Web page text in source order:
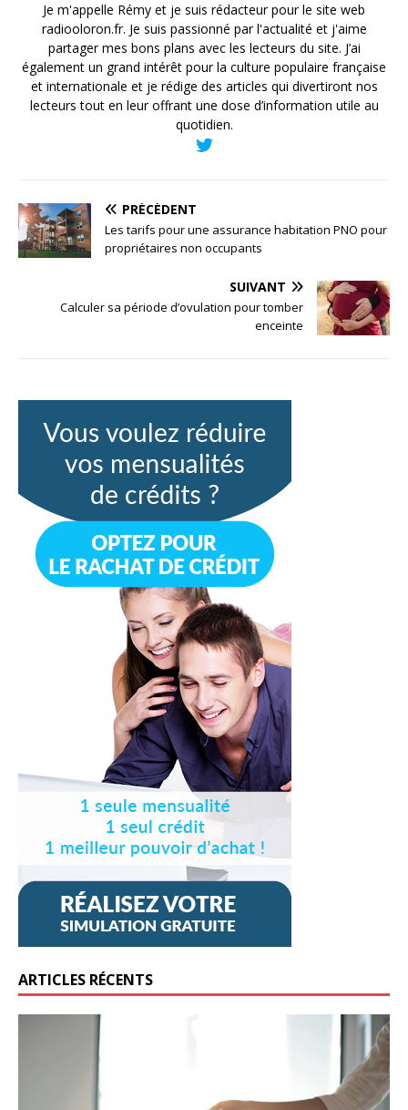
Je m'appelle Rémy et je suis rédacteur pour le site web
radiooloron.fr. Je suis passionné par l'actualité et j'aime
partager mes bons plans avec les lecteurs du site. J’ai
également un grand intérêt pour la culture populaire française
et internationale et je rédige des articles qui divertiront nos
lecteurs tout en leur offrant une dose d’information utile au
quotidien.
PRÉCÉDENT
Les tarifs pour une assurance habitation PNO pour
propriétaires non occupants
SUIVANT
Calculer sa période d’ovulation pour tomber
enceinte
ARTICLES RÉCENTS